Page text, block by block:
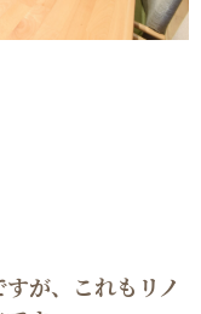
が、これもリノ